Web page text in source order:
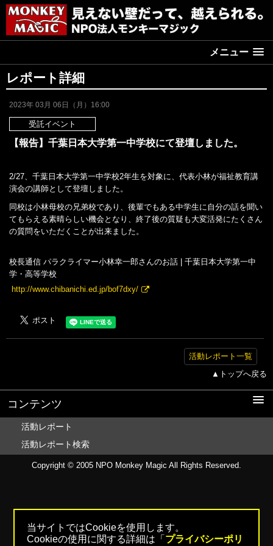
当サイトではCookieを使用します。
Cookieの使用に関する詳細は「 プライバシーポリ
メニュー
レポート詳細
2023年 03月 06日（月）16:00
受託イベント
【報告】千葉日本大学第一中学校にて登壇しました。
2/27、千葉日本大学第一中学校2年生を対象に、代表小林が福祉教育講
演会の講師として登壇しました。
同校は小林母校の兄弟校であり、後輩でもある中学生に自分の話を聞い
てもらえる素晴らしい機会となり、終了後の質疑も大変活発にたくさん
の質問をいただくことが出来ました。
校長通信 パラクライマー小林幸一郎さんのお話 | 千葉日本大学第一中
学・高等学校
http://www.chibanichi.ed.jp/bof7dxy/
活動レポート一覧
▲トップへ戻る
コンテンツ
活動レポート
活動レポート検索
Copyright © 2005 NPO Monkey Magic All Rights Reserved.